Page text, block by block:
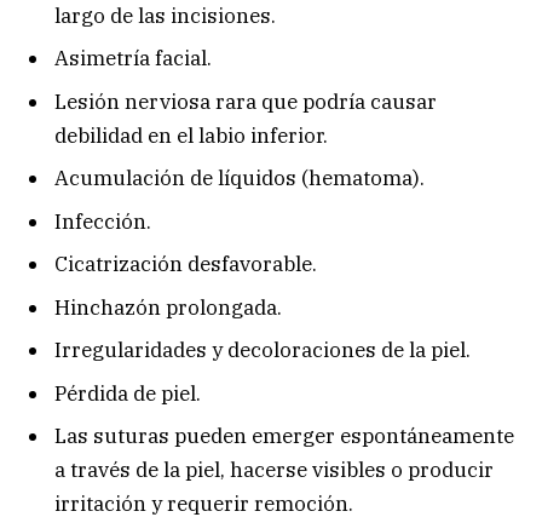
largo de las incisiones.
Asimetría facial.
Lesión nerviosa rara que podría causar
debilidad en el labio inferior.
Acumulación de líquidos (hematoma).
Infección.
Cicatrización desfavorable.
Hinchazón prolongada.
Irregularidades y decoloraciones de la piel.
Pérdida de piel.
Las suturas pueden emerger espontáneamente
a través de la piel, hacerse visibles o producir
irritación y requerir remoción.